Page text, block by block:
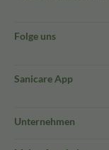
Folge uns
Sanicare App
Unternehmen